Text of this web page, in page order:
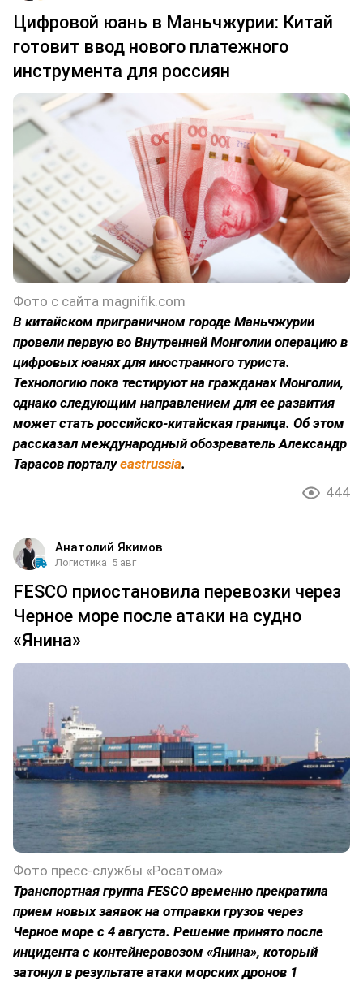
Цифровой юань в Маньчжурии: Китай
готовит ввод нового платежного
инструмента для россиян
Фото с сайта magnifik.com
В китайском приграничном городе Маньчжурии
провели первую во Внутренней Монголии операцию в
цифровых юанях для иностранного туриста.
Технологию пока тестируют на гражданах Монголии,
однако следующим направлением для ее развития
может стать российско-китайская граница. Об этом
рассказал международный обозреватель Александр
Тарасов порталуeastrussia.
444
Анатолий Якимов
Логистика 5 авг
FESCO приостановила перевозки через
Черное море после атаки на судно
«Янина»
Фото пресс-службы «Росатома»
Транспортная группа FESCO временно прекратила
прием новых заявок на отправки грузов через
Черное море с 4 августа. Решение принято после
инцидента с контейнеровозом «Янина», который
затонул в результате атаки морских дронов 1